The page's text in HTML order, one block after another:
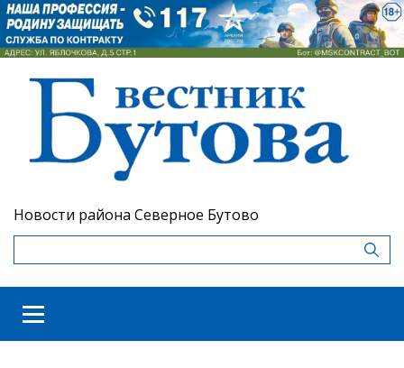
Новости района Северное Бутово